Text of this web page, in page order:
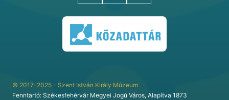
© 2017-2025 - Szent István Király Múzeum
Fenntartó: Székesfehérvár Megyei Jogú Város, Alapítva 1873